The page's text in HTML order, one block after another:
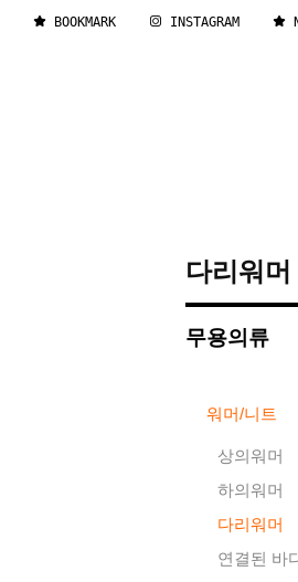
BOOKMARK INSTAGRAM
다리워머
무용의류
워머/니트
상의워머
하의워머
다리워머
연결된 바